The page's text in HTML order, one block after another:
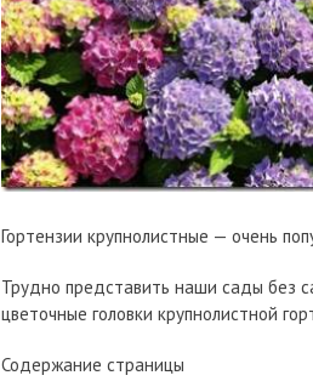
Гортензии крупнолистные — очень
Трудно представить наши сады без
цветочные головки крупнолистной
Содержание страницы